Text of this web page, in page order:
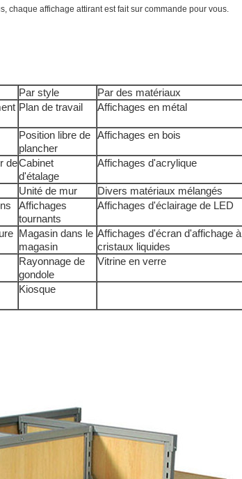
chaque affichage attirant est fait sur commande pour vous.
Par style
Par des matériaux
Plan de travail Affichages en métal
Position libre de
plancher
Affichages en bois
deCabinet
d'étalage
Affichages d'acrylique
Unité de mur
Divers matériaux mélangés
Affichages
tournants
Affichages d'éclairage de LED
Magasin dans le
magasin
Affichages d'écran d'affichage à
cristaux liquides
Rayonnage de
gondole
Vitrine en verre
Kiosque